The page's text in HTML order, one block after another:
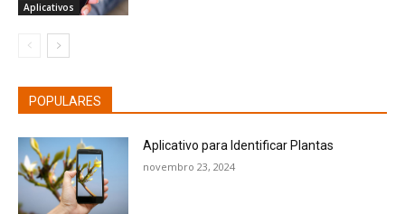
Aplicativos
POPULARES
Aplicativo para Identificar Plantas
novembro 23, 2024